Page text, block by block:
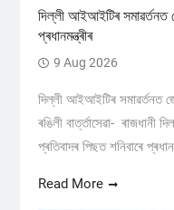
দিল্লী আইআইটিৰ সমাৱৰ্তনত
প্ৰধানমন্ত্ৰীৰ
9 Aug 2026
দিল্লী আইআইটিৰ সমাৱৰ্তনত
ৰঙিলী বাৰ্ত্তাসেৱা- ৰাজধানী
প্ৰতিবাদৰ পিছত শনিবাৰে
Read More